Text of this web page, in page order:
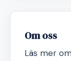
Om oss
Läs mer